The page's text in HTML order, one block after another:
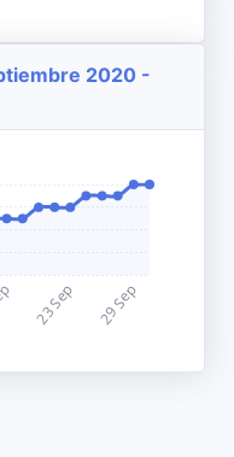
2020 -